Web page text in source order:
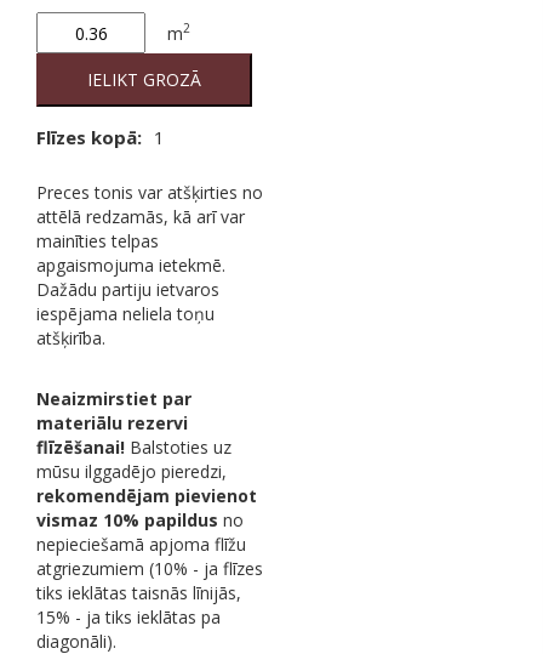
Clays
Shell
m2
IELIKT GROZĀ
Flīzes kopā: 1
Preces tonis var atšķirties no
attēlā redzamās, kā arī var
mainīties telpas
apgaismojuma ietekmē.
Dažādu partiju ietvaros
iespējama neliela toņu
atšķirība.
Neaizmirstiet par
materiālu rezervi
flīzēšanai! Balstoties uz
mūsu ilggadējo pieredzi,
rekomendējam pievienot
vismaz 10% papildus no
nepieciešamā apjoma flīžu
atgriezumiem (10% - ja flīzes
tiks ieklātas taisnās līnijās,
15% - ja tiks ieklātas pa
diagonāli).